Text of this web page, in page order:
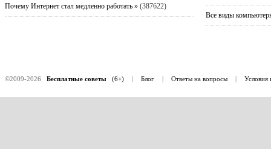
Почему Интернет стал медленно работать »(387622)
Все виды
©2009-2026 Бесплатные советы(6+) Блог Ответы на вопросы Условия